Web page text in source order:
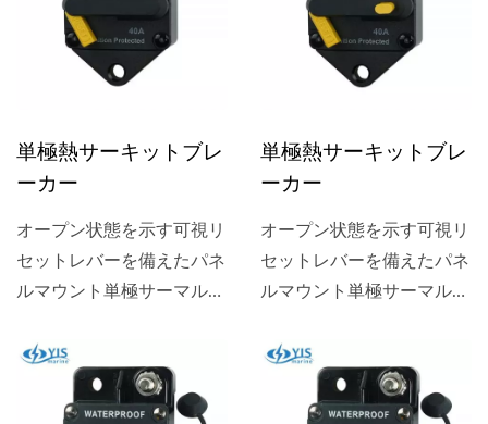
単極熱サーキットブレ
ーカー
オープン状態を示す可視リ
セットレバーを備えたパネ
ルマウント単極サーマルサ
承認はSAE...
単極熱サーキットブレ
ーカー
オープン状態を示す可視リ
セットレバーを備えたパネ
ルマウント単極サーマルサ
を隔離するための手動オー
プンボタン。安全承認は